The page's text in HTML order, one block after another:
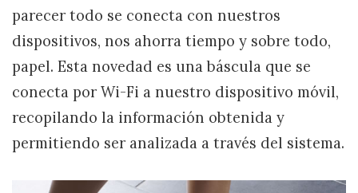
parecer todo se conecta con nuestros
dispositivos, nos ahorra tiempo y sobre todo,
papel. Esta novedad es una báscula que se
conecta por Wi-Fi a nuestro dispositivo móvil,
recopilando la información obtenida y
permitiendo ser analizada a través del sistema.